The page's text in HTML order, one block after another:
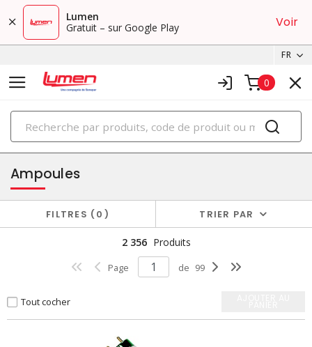
Lumen
Gratuit – sur Google Play
Voir
FR
0
PRODUITS
éclairage
Ampoules
FILTRES 0 TRIER PAR
2 356 Produits
Page de 99
Tout cocher